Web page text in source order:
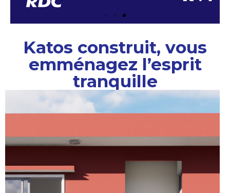
Katos construit, vous
emménagez l’esprit
tranquille